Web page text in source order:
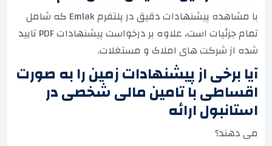
با مشاهده پیشنهادات دقیق در پلتفرم Emlak که شامل
تمام جزئیات است، علاوه بر درخواست پیشنهادات PDF تایید
شده از شرکت های املاک و مستغلات.
آیا برخی از پیشنهادات زمین را به صورت
اقساطی با تامین مالی شخصی در
استانبول ارائه
می دهند؟